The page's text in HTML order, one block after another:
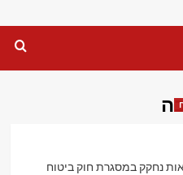
נחקק במסגרת חוק ביטוח